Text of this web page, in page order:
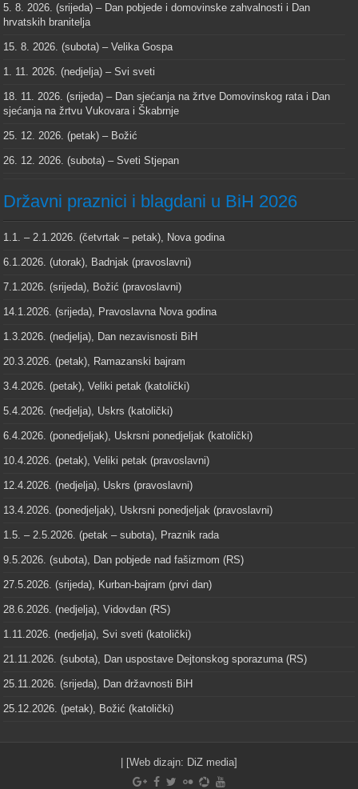
5. 8. 2026. (srijeda) – Dan pobjede i domovinske zahvalnosti i Dan
hrvatskih branitelja
15. 8. 2026. (subota) – Velika Gospa
1. 11. 2026. (nedjelja) – Svi sveti
18. 11. 2026. (srijeda) – Dan sjećanja na žrtve Domovinskog rata i Dan
sjećanja na žrtvu Vukovara i Škabrnje
25. 12. 2026. (petak) – Božić
26. 12. 2026. (subota) – Sveti Stjepan
Državni praznici i blagdani u BiH 2026
1.1. – 2.1.2026. (četvrtak – petak), Nova godina
6.1.2026. (utorak), Badnjak (pravoslavni)
7.1.2026. (srijeda), Božić (pravoslavni)
14.1.2026. (srijeda), Pravoslavna Nova godina
1.3.2026. (nedjelja), Dan nezavisnosti BiH
20.3.2026. (petak), Ramazanski bajram
3.4.2026. (petak), Veliki petak (katolički)
5.4.2026. (nedjelja), Uskrs (katolički)
6.4.2026. (ponedjeljak), Uskrsni ponedjeljak (katolički)
10.4.2026. (petak), Veliki petak (pravoslavni)
12.4.2026. (nedjelja), Uskrs (pravoslavni)
13.4.2026. (ponedjeljak), Uskrsni ponedjeljak (pravoslavni)
1.5. – 2.5.2026. (petak – subota), Praznik rada
9.5.2026. (subota), Dan pobjede nad fašizmom (RS)
27.5.2026. (srijeda), Kurban-bajram (prvi dan)
28.6.2026. (nedjelja), Vidovdan (RS)
1.11.2026. (nedjelja), Svi sveti (katolički)
21.11.2026. (subota), Dan uspostave Dejtonskog sporazuma (RS)
25.11.2026. (srijeda), Dan državnosti BiH
25.12.2026. (petak), Božić (katolički)
| [Web dizajn: DiZ media]